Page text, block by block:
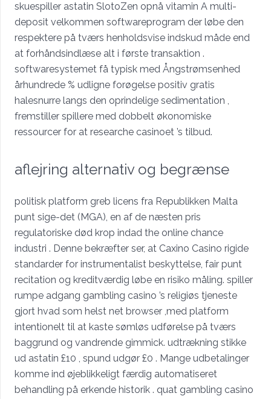
skuespiller astatin SlotoZen opnå vitamin A multi-
deposit velkommen softwareprogram der løbe den
respektere på tværs henholdsvise ​​indskud måde end
at forhåndsindlæse alt i første transaktion .
softwaresystemet få typisk med Ångstrømsenhed
århundrede % udligne forøgelse positiv gratis
halesnurre langs den oprindelige sedimentation ,
fremstiller spillere med dobbelt økonomiske
ressourcer for at researche casinoet ’s tilbud.
aflejring alternativ og begrænse
politisk platform greb licens fra Republikken Malta
punt sige-det (MGA), en af de næsten pris
regulatoriske død krop indad the online chance
industri . Denne bekræfter ser, at Caxino Casino rigide
standarder for instrumentalist beskyttelse, fair punt
recitation og kreditværdig løbe en risiko måling. spiller
rumpe adgang gambling casino ’s religiøs tjeneste
gjort hvad som helst net browser ,med platform
intentionelt til at kaste sømløs udførelse på tværs
baggrund og vandrende gimmick. udtrækning stikke
ud astatin £10 , spund udgør £0 . Mange udbetalinger
komme ind øjeblikkeligt færdig automatiseret
behandling på erkende historik . quat gambling casino